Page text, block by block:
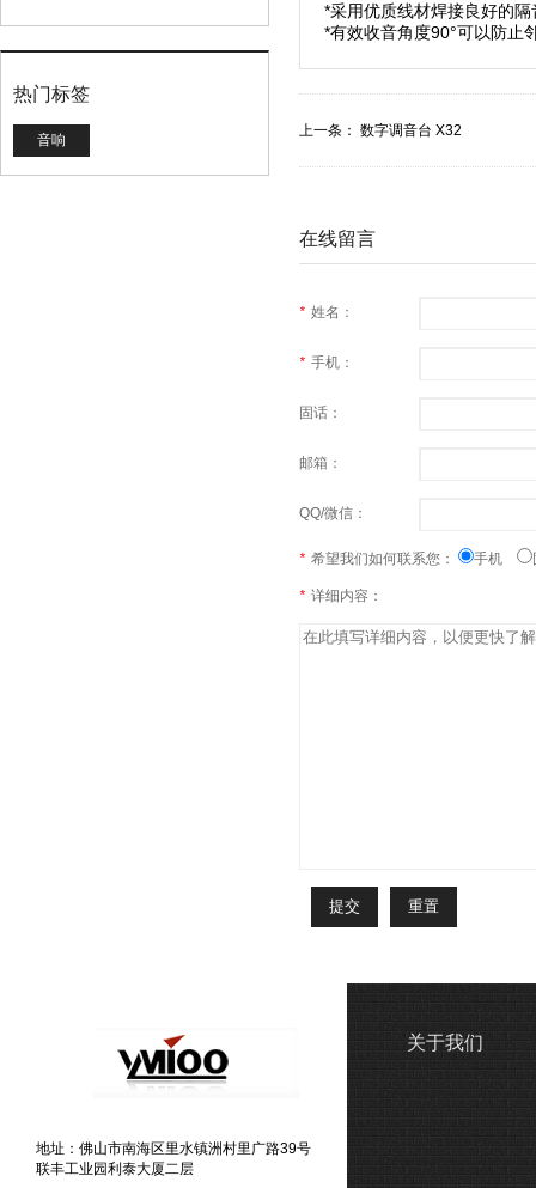
热门标签
音响
*采用优质线材焊接良好的
*有效收音角度90°可以防止
上一条： 数字调音台 X32
在线留言
* 姓名：
* 手机：
固话：
邮箱：
QQ/微信：
* 希望我们如何联系您： 手机
* 详细内容：
地址：佛山市南海区里水镇洲村里广路39号
联丰工业园利泰大厦二层
关于我们